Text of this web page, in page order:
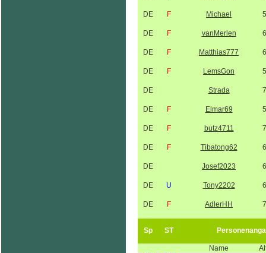
DE F Michael
DE F vanMerlen
DE F Matthias777
DE F LemsGon
DE Strada
DE F Elmar69
DE F butz4711
DE F Tibatong62
DE Josef2023
DE U Tony2202
DE F AdlerHH
Sp ST
Name